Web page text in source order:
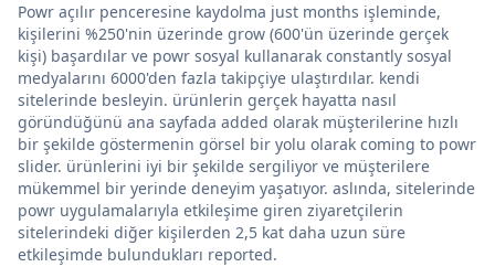
Powr açılır penceresine kaydolma just months işleminde,
kişilerini %250'nin üzerinde grow (600'ün üzerinde gerçek
kişi) başardılar ve powr sosyal kullanarak constantly sosyal
medyalarını 6000'den fazla takipçiye ulaştırdılar. kendi
sitelerinde besleyin. ürünlerin gerçek hayatta nasıl
göründüğünü ana sayfada added olarak müşterilerine hızlı
bir şekilde göstermenin görsel bir yolu olarak coming to powr
slider. ürünlerini iyi bir şekilde sergiliyor ve müşterilere
mükemmel bir yerinde deneyim yaşatıyor. aslında, sitelerinde
powr uygulamalarıyla etkileşime giren ziyaretçilerin
sitelerindeki diğer kişilerden 2,5 kat daha uzun süre
etkileşimde bulundukları reported.